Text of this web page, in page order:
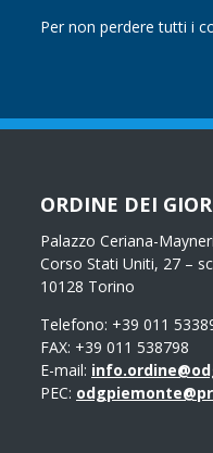
Per non perdere tutti i
ORDINE DEI
Palazzo Ceriana-Mayneri
Corso Stati Uniti, 27 –
10128 Torino
Telefono: +39 011
FAX: +39 011 538798
E-mail:
PEC: